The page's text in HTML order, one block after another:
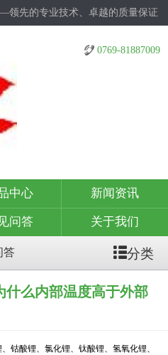
先的专业技术、卓越的质量保证
0769-81887009
中心 新闻资讯
问答 关于我们
答 分类
什么内部温度高于外部
钴酸锂、氯化锂、钛酸锂、氢氧化锂、